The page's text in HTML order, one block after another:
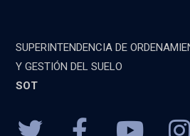
SUPERINTENDENCIA DE
Y GESTIÓN DEL SUELO
SOT